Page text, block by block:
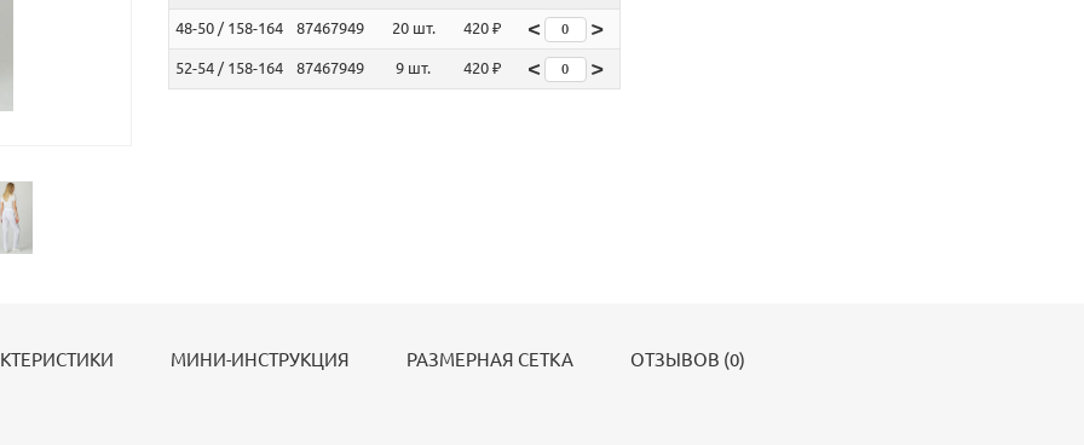
48-50 / 158-164 87467949 20 шт. 420 ₽ < >
52-54 / 158-164 87467949 9 шт. 420 ₽ < >
МИНИ-ИНСТРУКЦИЯ РАЗМЕРНАЯ СЕТКА ОТЗЫВОВ (0)